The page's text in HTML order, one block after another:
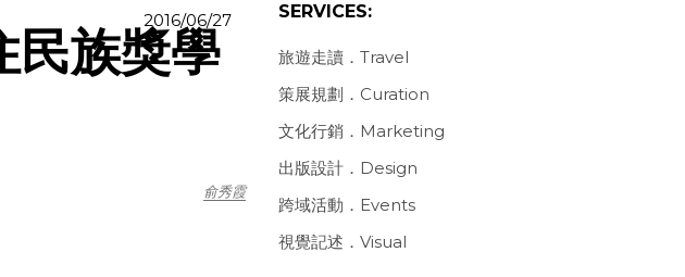
2016/06/27
民族獎學
俞秀霞
SERVICES:
旅遊走讀．Travel
策展規劃．Curation
文化行銷．Marketing
出版設計．Design
跨域活動．Events
視覺記述．Visual